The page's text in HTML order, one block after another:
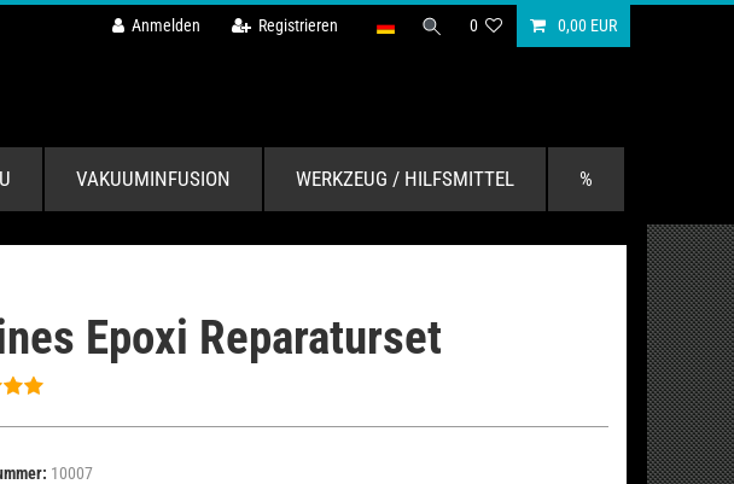
Anmelden Registrieren 0 0,00 EUR
VAKUUMINFUSION WERKZEUG / HILFSMITTEL %
Epoxi Reparaturset
10007